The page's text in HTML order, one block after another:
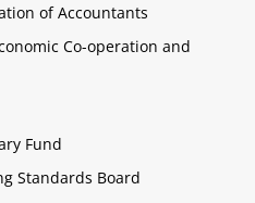
of Accountants
Co-operation and
Fund
Standards Board